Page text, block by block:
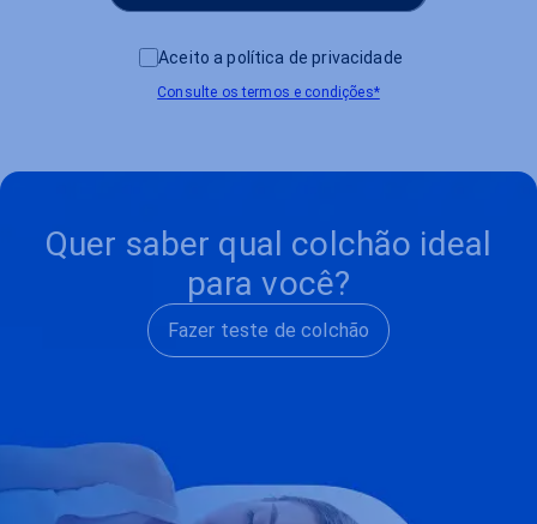
Aceito a política de privacidade
Consulte os termos e condições*
Quer saber qual colchão ideal
para você?
Fazer teste de colchão